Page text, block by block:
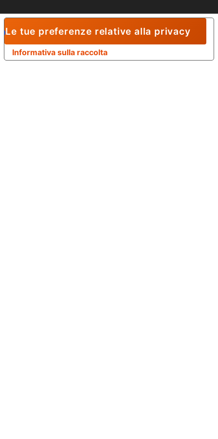
Informativa sulla raccolta
Le tue preferenze relative alla privacy